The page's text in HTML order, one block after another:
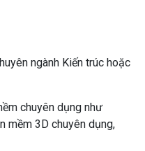
ngành Kiến trúc hoặc
chuyên dụng như
mềm 3D chuyên dụng,